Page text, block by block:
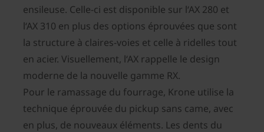
ensileuse. Celle-ci est disponible sur l‘AX 280 et
l‘AX 310 en plus des options éprouvées que sont
la structure à claires-voies et celle à ridelles tout
en acier. Visuellement, l‘AX rappelle le design
moderne de la nouvelle gamme RX.
Pour le ramassage du fourrage, Krone utilise la
technique éprouvée du pickup sans came, avec
en plus, de nouveaux éléments. Les dents du